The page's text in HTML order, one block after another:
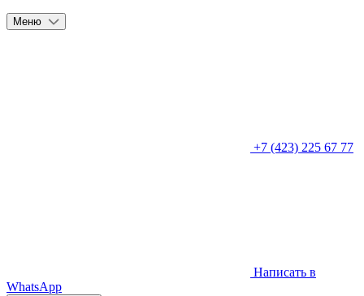
Меню
+7 (423) 225 67 77
Написать в
WhatsApp